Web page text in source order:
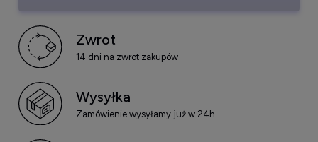
Zwrot
14 dni na zwrot zakupów
Wysyłka
Zamówienie wysyłamy już w 24h